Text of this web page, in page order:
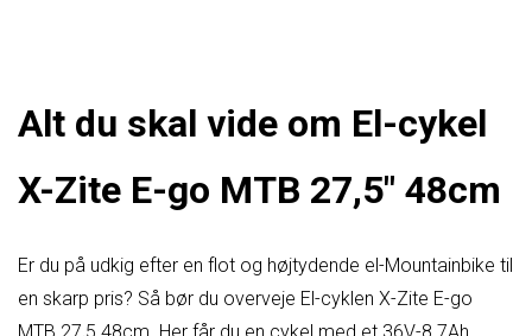
Alt du skal vide om El-cykel
X-Zite E-go MTB 27,5″ 48cm
Er du på udkig efter en flot og højtydende el-Mountainbike til
en skarp pris? Så bør du overveje El-cyklen X-Zite E-go